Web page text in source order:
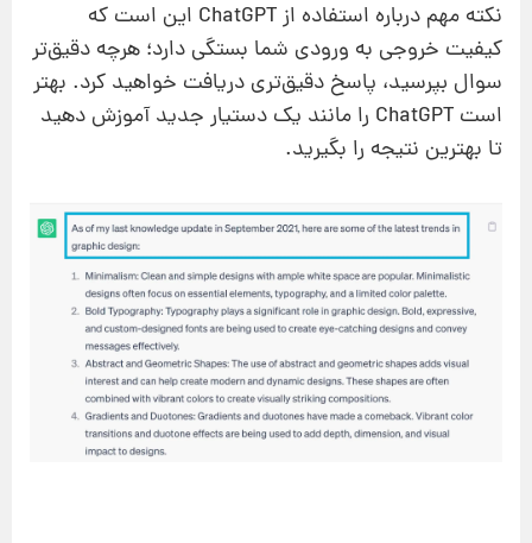
نکته مهم درباره استفاده از ChatGPT این است که
کیفیت خروجی به ورودی شما بستگی دارد؛ هرچه دقیق‌تر
سوال بپرسید، پاسخ دقیق‌تری دریافت خواهید کرد. بهتر
است ChatGPT را مانند یک دستیار جدید آموزش دهید
تا بهترین نتیجه را بگیرید.